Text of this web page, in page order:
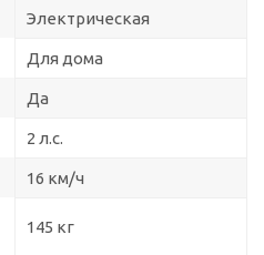
Электрическая
Для дома
Да
2 л.с.
16 км/ч
145 кг